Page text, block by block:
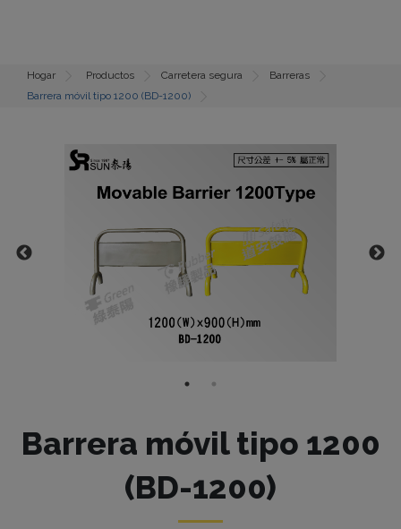
Hogar Productos Carretera segura
Barreras
Barrera móvil tipo 1200 (BD-1200)
Barrera móvil tipo 1200
(BD-1200)